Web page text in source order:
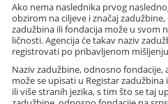
Ako nema naslednika prvog
obzirom na ciljeve i značaj
zadužbina ili fondacija može u svom
ličnosti. Agencija će takav naziv
registrovati po pribavljenom
Naziv zadužbine, odnosno
može se upisati u Registar
ili više stranih jezika, s tim što se taj